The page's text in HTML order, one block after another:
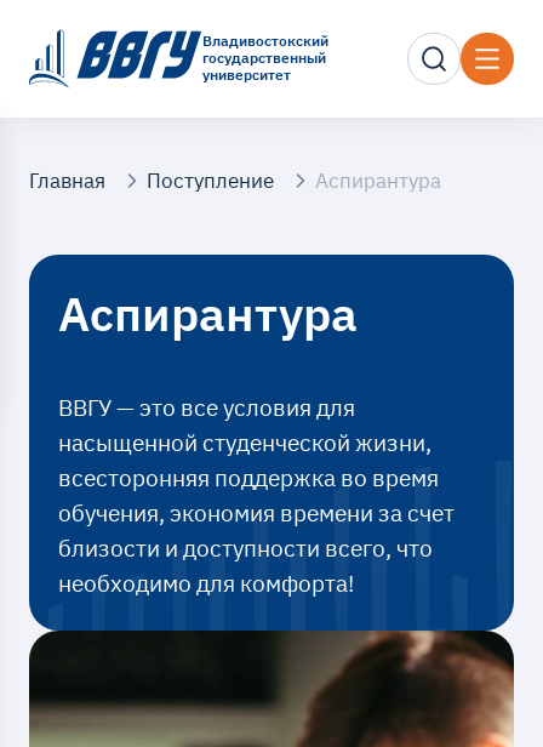
Владивостокский
государственный
университет
Главная Поступление Аспирантура
Аспирантура
ВВГУ — это все условия для
насыщенной студенческой жизни,
всесторонняя поддержка во время
обучения, экономия времени за счет
близости и доступности всего, что
необходимо для комфорта!